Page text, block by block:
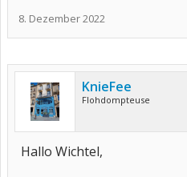
8. Dezember 2022
KnieFee
Flohdompteuse
Hallo Wichtel,